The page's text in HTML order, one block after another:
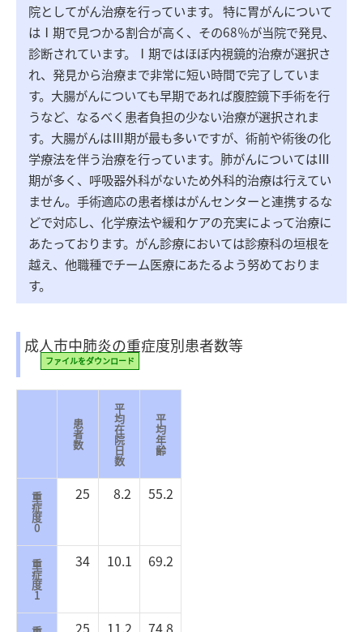
院としてがん治療を行っています。 特に胃がんについて
はⅠ期で見つかる割合が高く、その68％が当院で発見、
診断されています。Ⅰ期ではほぼ内視鏡的治療が選択さ
れ、発見から治療まで非常に短い時間で完了していま
す。大腸がんについても早期であれば腹腔鏡下手術を行
うなど、なるべく患者負担の少ない治療が選択されま
す。大腸がんはⅢ期が最も多いですが、術前や術後の化
学療法を伴う治療を行っています。肺がんについてはⅢ
期が多く、呼吸器外科がないため外科的治療は行えてい
ません。手術適応の患者様はがんセンターと連携するな
どで対応し、化学療法や緩和ケアの充実によって治療に
あたっております。がん診療においては診療科の垣根を
越え、他職種でチーム医療にあたるよう努めておりま
す。
成人市中肺炎の重症度別患者数等
ファイルをダウンロード
患
者
数
平
均
在
院
日
数
平
均
年
齢
重
症
度
0
25 8.2 55.2
重
症
度
1
34 10.1 69.2
25 11.2 74.8